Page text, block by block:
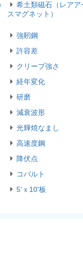
希土類磁石（レアア
スマグネット）
強靭鋼
許容差
クリープ強さ
経年変化
研磨
減衰波形
光輝焼なまし
高速度鋼
降伏点
コバルト
5'ｘ10'板